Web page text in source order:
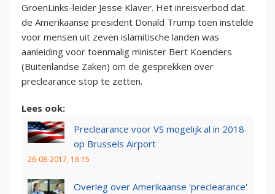
GroenLinks-leider Jesse Klaver. Het inreisverbod dat
de Amerikaanse president Donald Trump toen instelde
voor mensen uit zeven islamitische landen was
aanleiding voor toenmalig minister Bert Koenders
(Buitenlandse Zaken) om de gesprekken over
preclearance stop te zetten.
Lees ook:
Preclearance voor VS mogelijk al in 2018
op Brussels Airport
26-08-2017, 16:15
Overleg over Amerikaanse 'preclearance'